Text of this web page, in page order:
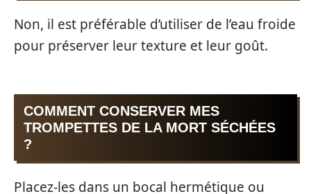
Non, il est préférable d’utiliser de l’eau froide
pour préserver leur texture et leur goût.
COMMENT CONSERVER MES
TROMPETTES DE LA MORT SÉCHÉES
?
Placez-les dans un bocal hermétique ou